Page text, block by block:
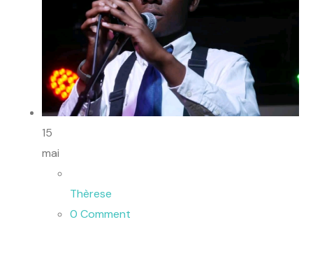
15
mai
Thèrese
0 Comment